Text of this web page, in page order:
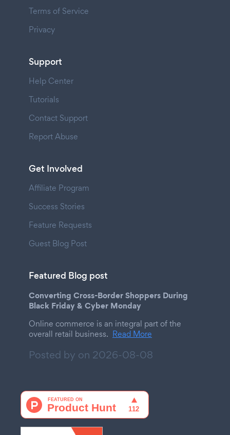
Terms of Service
Privacy
Support
Help Center
Tutorials
Contact Support
Report Abuse
Get Involved
Affiliate Program
Success Stories
Feature Requests
Guest Blog Post
Featured Blog post
Converting Cross-Border Shoppers During
Black Friday & Cyber Monday
Online commerce is an integral part of the
overall retail business. Read More
Posted by on 2026-08-08